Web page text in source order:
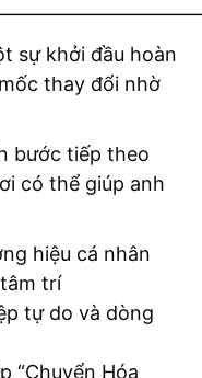
sự khởi đầu hoàn
thay đổi nhờ
bước tiếp theo
có thể giúp anh
hiệu cá nhân
trí
tự do và dòng
“Chuyển Hóa